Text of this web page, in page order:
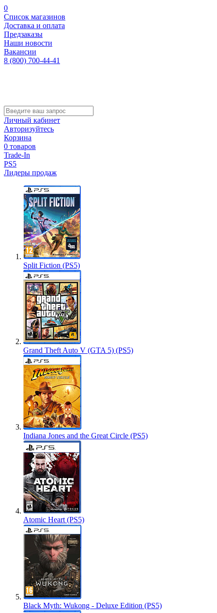
0
Список магазинов
Доставка и оплата
Предзаказы
Наши новости
Вакансии
8 (800) 700-44-41
Личный кабинет
Авторизуйтесь
Корзина
0 товаров
Trade-In
PS5
Лидеры продаж
Split Fiction (PS5)
Grand Theft Auto V (GTA 5) (PS5)
Indiana Jones and the Great Circle (PS5)
Atomic Heart (PS5)
Black Myth: Wukong - Deluxe Edition (PS5)